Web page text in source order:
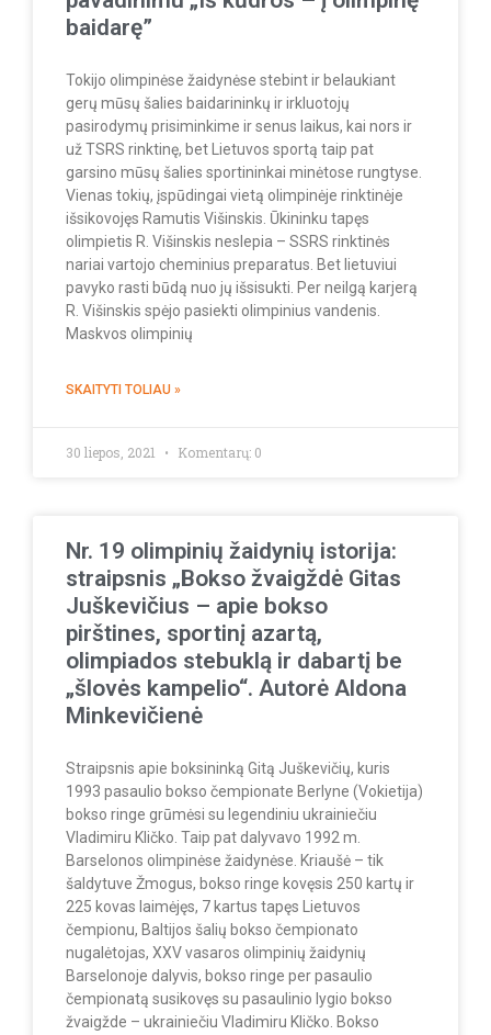
baidarę”
Tokijo olimpinėse žaidynėse stebint ir belaukiant
gerų mūsų šalies baidarininkų ir irkluotojų
pasirodymų prisiminkime ir senus laikus, kai nors ir
už TSRS rinktinę, bet Lietuvos sportą taip pat
garsino mūsų šalies sportininkai minėtose rungtyse.
Vienas tokių, įspūdingai vietą olimpinėje rinktinėje
išsikovojęs Ramutis Višinskis. Ūkininku tapęs
olimpietis R. Višinskis neslepia – SSRS rinktinės
nariai vartojo cheminius preparatus. Bet lietuviui
pavyko rasti būdą nuo jų išsisukti. Per neilgą karjerą
R. Višinskis spėjo pasiekti olimpinius vandenis.
Maskvos olimpinių
SKAITYTI TOLIAU »
30 liepos, 2021 Komentarų: 0
Nr. 19 olimpinių žaidynių istorija:
straipsnis „Bokso žvaigždė Gitas
Juškevičius – apie bokso
pirštines, sportinį azartą,
olimpiados stebuklą ir dabartį be
„šlovės kampelio“. Autorė Aldona
Minkevičienė
Straipsnis apie boksininką Gitą Juškevičių, kuris
1993 pasaulio bokso čempionate Berlyne (Vokietija)
bokso ringe grūmėsi su legendiniu ukrainiečiu
Vladimiru Kličko. Taip pat dalyvavo 1992 m.
Barselonos olimpinėse žaidynėse. Kriaušė – tik
šaldytuve Žmogus, bokso ringe kovęsis 250 kartų ir
225 kovas laimėjęs, 7 kartus tapęs Lietuvos
čempionu, Baltijos šalių bokso čempionato
nugalėtojas, XXV vasaros olimpinių žaidynių
Barselonoje dalyvis, bokso ringe per pasaulio
čempionatą susikovęs su pasaulinio lygio bokso
žvaigžde – ukrainiečiu Vladimiru Kličko. Bokso